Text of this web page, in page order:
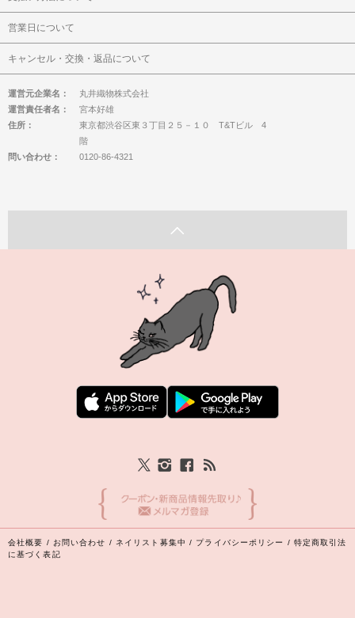
営業日について
キャンセル・交換・返品について
運営元企業名：
丸井織物株式会社
運営責任者名：
宮本好雄
住所：
東京都渋谷区東３丁目２５－１０ T&Tビル 4
階
問い合わせ：
0120-86-4321
会社概要 / お問い合わせ / ネイリスト募集中 / プライバシーポリシー / 特定商取引法
に基づく表記